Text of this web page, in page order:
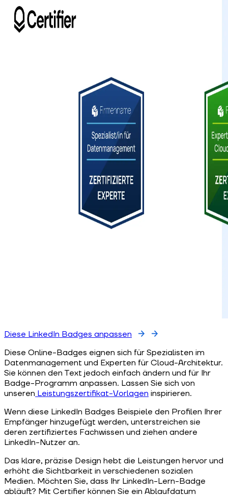
Diese LinkedIn Badges anpassen
Diese Online-Badges eignen sich für Spezialisten im
Datenmanagement und Experten für Cloud-Architektur.
Sie können den Text jedoch einfach ändern und für Ihr
Badge-Programm anpassen. Lassen Sie sich von
unseren Leistungszertifikat-Vorlagen inspirieren.
Wenn diese LinkedIn Badges Beispiele den Profilen Ihrer
Empfänger hinzugefügt werden, unterstreichen sie
deren zertifiziertes Fachwissen und ziehen andere
LinkedIn-Nutzer an.
Das klare, präzise Design hebt die Leistungen hervor und
erhöht die Sichtbarkeit in verschiedenen sozialen
Medien. Möchten Sie, dass Ihr LinkedIn-Lern-Badge
abläuft? Mit Certifier können Sie ein Ablaufdatum